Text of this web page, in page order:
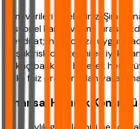
Tüm verileri incelediniz. Şimdi
rasyonel kararı verme sırası
mevduat; ihtiyacınıza uygun
düşük risk dengesini en iyi
birkaç bankaya bölerek hem
farklı faiz oranlarından
Finansal Hazırlık Kontrolü